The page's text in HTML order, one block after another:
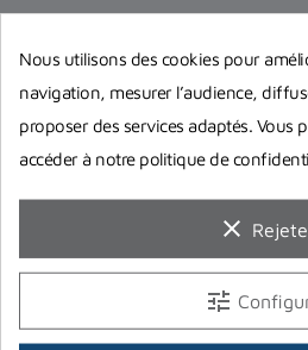
Guides d'achat
Nous utilisons des cookies pour
navigation, mesurer l’audience,
proposer des services adaptés. Vous
accéder à notre politique de
clear
tune